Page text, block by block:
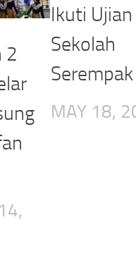
2
Ikuti Ujian
Sekolah
Serempak
MAY 18,